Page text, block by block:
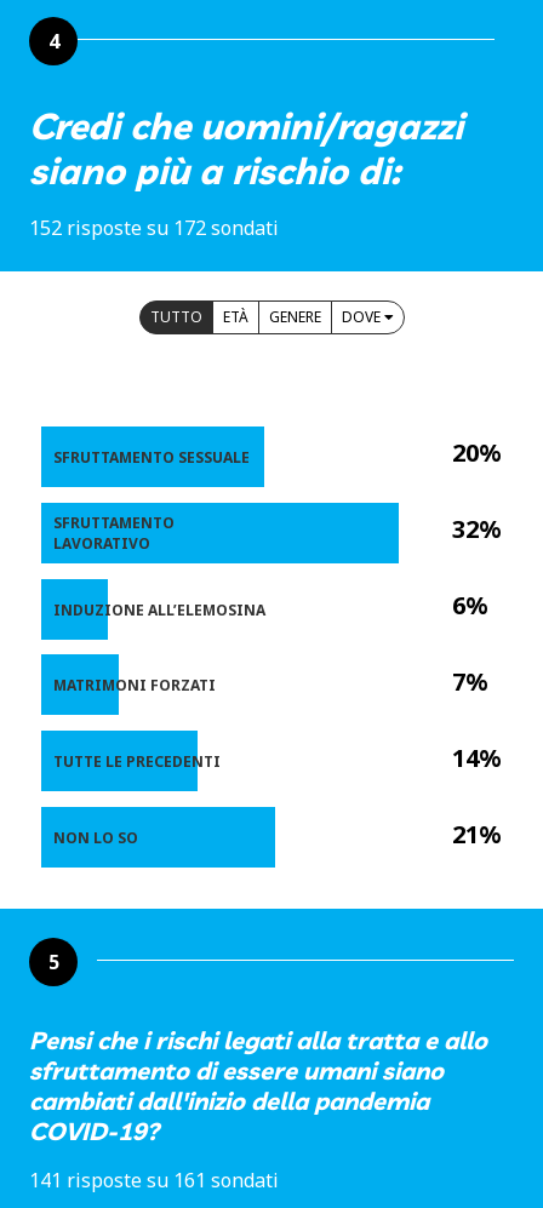
4
Credi che uomini/ragazzi
siano più a rischio di:
152 risposte su 172 sondati
TUTTO ETÀ GENERE DOVE
20%
32%
6%
7%
14%
21%
SFRUTTAMENTO SESSUALE
SFRUTTAMENTO
LAVORATIVO
INDUZIONE ALL’ELEMOSINA
MATRIMONI FORZATI
TUTTE LE PRECEDENTI
NON LO SO
5
Pensi che i rischi legati alla tratta e allo
sfruttamento di essere umani siano
cambiati dall'inizio della pandemia
COVID-19?
141 risposte su 161 sondati